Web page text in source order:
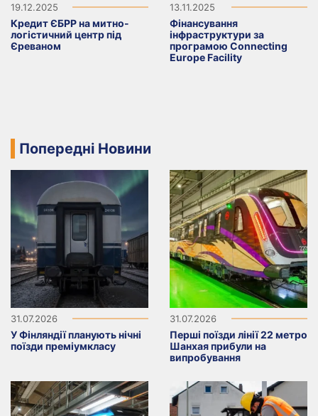
19.12.2025
Кредит ЄБРР на митно-
логістичний центр під
Єреваном
13.11.2025
Фінансування
інфраструктури за
програмою Connecting
Europe Facility
Попередні Новини
31.07.2026
У Фінляндії планують нічні
поїзди преміумкласу
31.07.2026
Перші поїзди лінії 22 метро
Шанхая прибули на
випробування